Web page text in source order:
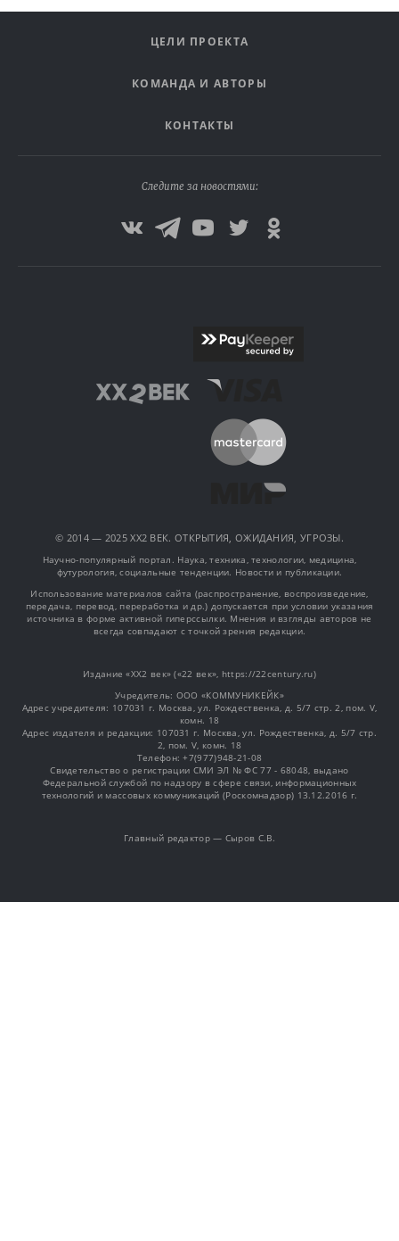
ЦЕЛИ ПРОЕКТА
КОМАНДА И АВТОРЫ
КОНТАКТЫ
Следите за новостями:
© 2014 — 2025 XX2 ВЕК. ОТКРЫТИЯ, ОЖИДАНИЯ, УГРОЗЫ.
Научно-популярный портал. Наука, техника, технологии, медицина,
футурология, социальные тенденции. Новости и публикации.
Использование материалов сайта (распространение, воспроизведение,
передача, перевод, переработка и др.) допускается при условии указания
источника в форме активной гиперссылки. Мнения и взгляды авторов не
всегда совпадают с точкой зрения редакции.
Издание «XX2 век» («22 век», https://22century.ru)
Учредитель: OOO «КОММУНИКЕЙК»
Адрес учредителя: 107031 г. Москва, ул. Рождественка, д. 5/7 стр. 2, пом. V,
комн. 18
Адрес издателя и редакции: 107031 г. Москва, ул. Рождественка, д. 5/7 стр.
2, пом. V, комн. 18
Телефон: +7(977)948-21-08
Свидетельство о регистрации СМИ ЭЛ № ФС 77 - 68048, выдано
Федеральной службой по надзору в сфере связи, информационных
технологий и массовых коммуникаций (Роскомнадзор) 13.12.2016 г.
Главный редактор — Сыров С.В.